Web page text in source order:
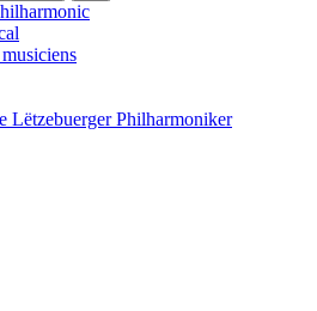
Lëtzebuerger Philharmoniker